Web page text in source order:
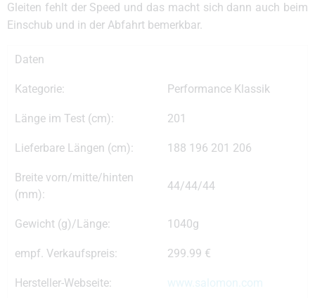
Gleiten fehlt der Speed und das macht sich dann auch beim
Einschub und in der Abfahrt bemerkbar.
Daten
Kategorie: Performance Klassik
Länge im Test (cm): 201
Lieferbare Längen (cm): 188 196 201 206
Breite vorn/mitte/hinten
(mm):
44/44/44
Gewicht (g)/Länge: 1040g
empf. Verkaufspreis: 299.99 €
Hersteller-Webseite: www.salomon.com